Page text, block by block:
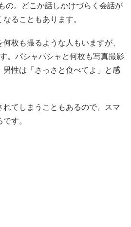
の。どこか話しかけづらく会話が
ることもあります。
枚も撮るような人もいますが、
。パシャパシャと何枚も写真撮影
男性は「さっさと食べてよ」と感
てしまうこともあるので、スマ
す。